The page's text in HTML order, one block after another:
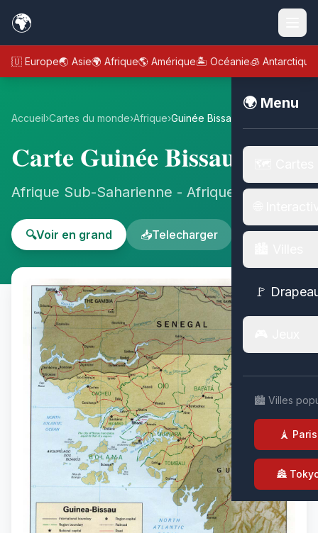
🌍
🇪🇺 Europe🌏 Asie🌍 Afrique🌎 Amérique🏝️ Océanie🧊 Antarctique
🌍 Menu
🚩
🏙️ Villes
🗼 Paris
🏯
Accueil›Cartes du monde›Afrique›Guinée Bissau
Carte Guinée Bissau
Afrique Sub-Saharienne - Afrique
🔍Voir en grand 📥Telecharger